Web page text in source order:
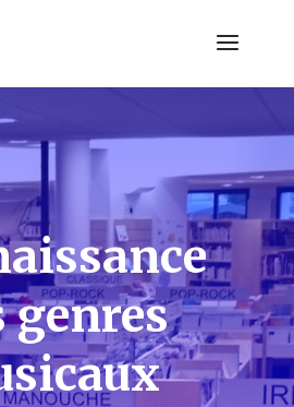
genres